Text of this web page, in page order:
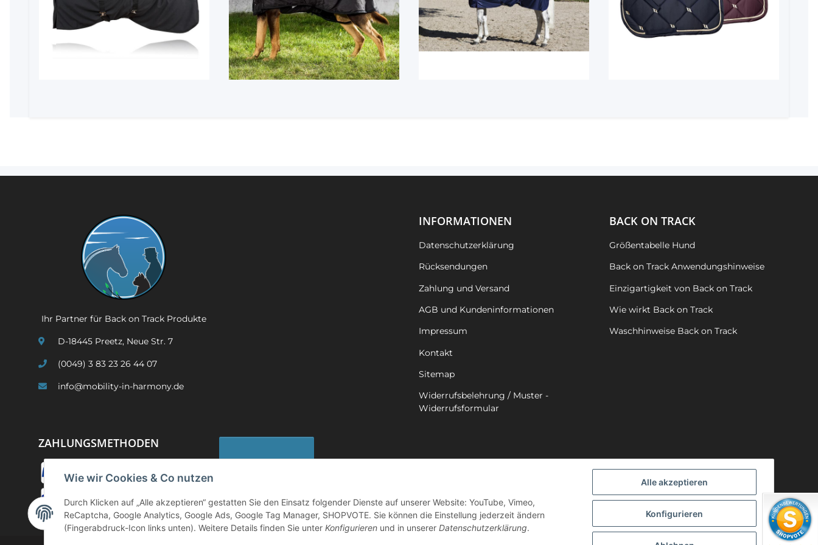
Alle akzeptieren
Konfigurieren
Wie wir Cookies & Co nutzen
Durch Klicken auf „Alle akzeptieren“ gestatten Sie den Einsatz folgender Dienste auf unserer Website: YouTube, Vimeo,
ReCaptcha, Google Analytics, Google Ads, Google Tag Manager, SHOPVOTE. Sie können die Einstellung jederzeit ändern
(Fingerabdruck-Icon links unten). Weitere Details finden Sie unter Konfigurieren und in unserer Datenschutzerklärung.
Ihr Partner für Back on Track Produkte
D-18445 Preetz, Neue Str. 7
(0049) 3 83 23 26 44 07
info@mobility-in-harmony.de
INFORMATIONEN
Datenschutzerklärung
Rücksendungen
Zahlung und Versand
AGB und Kundeninformationen
Impressum
Kontakt
Sitemap
Widerrufsbelehrung / Muster -
Widerrufsformular
BACK ON TRACK
Größentabelle Hund
Back on Track Anwendungshinweise
Einzigartigkeit von Back on Track
Wie wirkt Back on Track
Waschhinweise Back on Track
ZAHLUNGSMETHODEN